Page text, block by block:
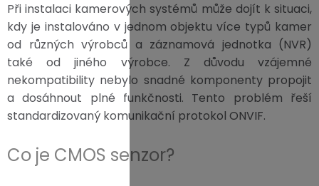
Při instalaci kamerových systémů může dojít k situaci,
kdy je instalováno v jednom objektu více typů kamer
od různých výrobců a záznamová jednotka (NVR)
také od jiného výrobce. Z důvodu vzájemné
nekompatibility nebylo snadné komponenty propojit
a dosáhnout plné funkčnosti. Tento problém řeší
standardizovaný komunikační protokol ONVIF.
Co je CMOS senzor?